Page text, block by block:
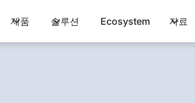
제품 솔루션 Ecosystem 자료